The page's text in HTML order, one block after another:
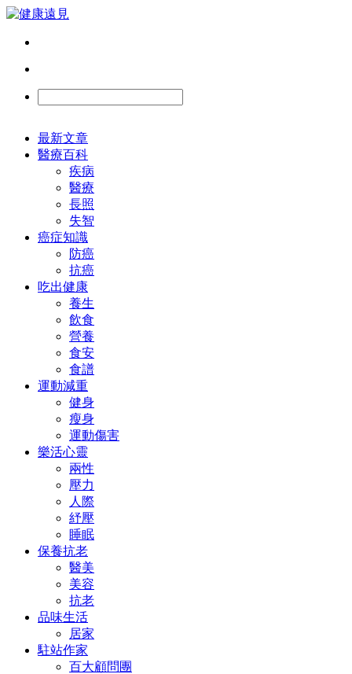
最新文章
醫療百科
疾病
醫療
長照
失智
癌症知識
防癌
抗癌
吃出健康
養生
飲食
營養
食安
食譜
運動減重
健身
瘦身
運動傷害
樂活心靈
兩性
壓力
人際
紓壓
睡眠
保養抗老
醫美
美容
抗老
品味生活
居家
駐站作家
百大顧問團